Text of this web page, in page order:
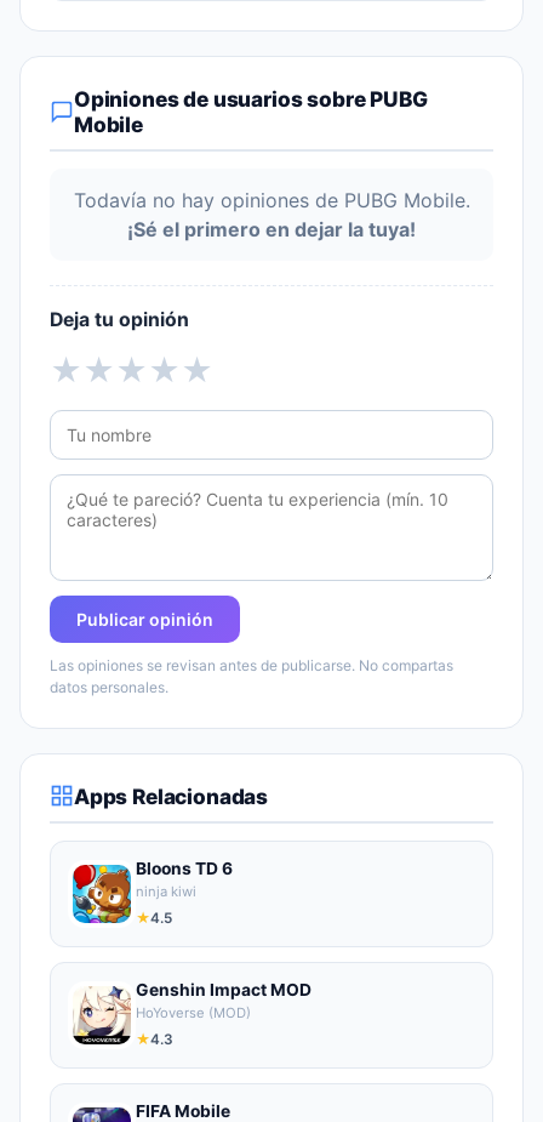
Opiniones de usuarios sobre PUBG
Mobile
Todavía no hay opiniones de PUBG Mobile.
¡Sé el primero en dejar la tuya!
Deja tu opinión
★
★
★
★
★
Publicar opinión
Las opiniones se revisan antes de publicarse. No compartas
datos personales.
Apps Relacionadas
Bloons TD 6
ninja kiwi
★4.5
Genshin Impact MOD
HoYoverse (MOD)
★4.3
FIFA Mobile